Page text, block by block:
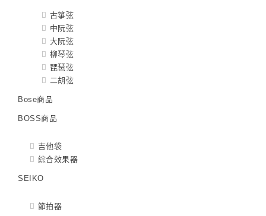
古箏弦
中阮弦
大阮弦
柳琴弦
琵琶弦
二胡弦
Bose商品
BOSS商品
吉他袋
綜合效果器
SEIKO
節拍器